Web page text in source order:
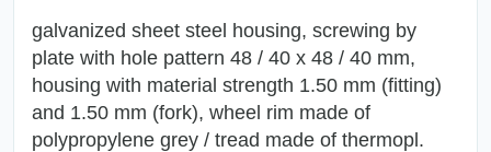
galvanized sheet steel housing, screwing by
plate with hole pattern 48 / 40 x 48 / 40 mm,
housing with material strength 1.50 mm (fitting)
and 1.50 mm (fork), wheel rim made of
polypropylene grey / tread made of thermopl.